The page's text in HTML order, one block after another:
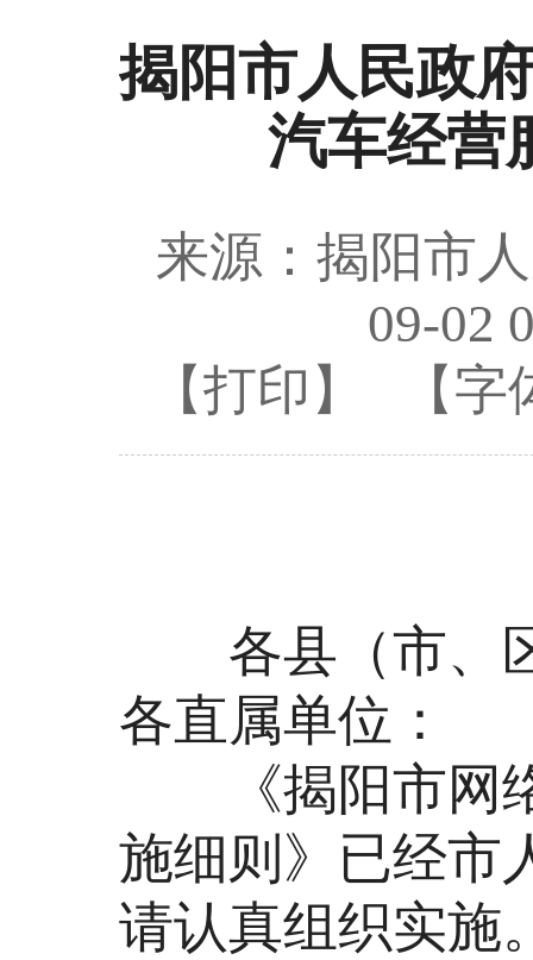
揭阳市人民政
汽车经营
来源：揭阳市
09-02
【打印】
【
各县（市、区
各直属单位：
《揭阳市网络
施细则》已经市
请认真组织实施